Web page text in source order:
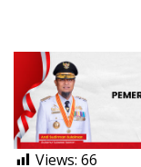
Views: 66